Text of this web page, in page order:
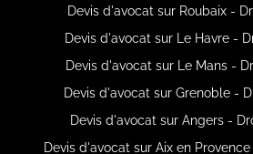
Devis d'avocat sur Roubaix -
Devis d'avocat sur Le Havre -
Devis d'avocat sur Le Mans -
Devis d'avocat sur Grenoble -
Devis d'avocat sur Angers -
Devis d'avocat sur Aix en